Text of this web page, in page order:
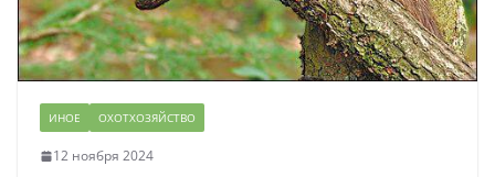
ИНОЕ ОХОТХОЗЯЙСТВО
12 ноября 2024